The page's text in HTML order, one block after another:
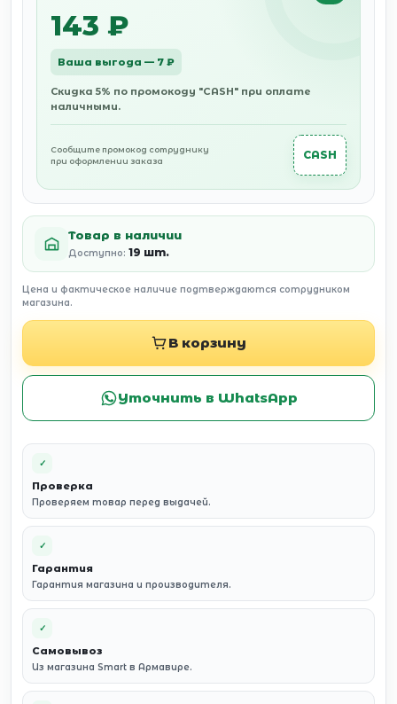
143 ₽
Ваша выгода — 7 ₽
Скидка 5% по промокоду "CASH" при оплате
наличными.
Сообщите промокод сотруднику
при оформлении заказа
CASH
Товар в наличии
Доступно: 19 шт.
Цена и фактическое наличие подтверждаются сотрудником
магазина.
В корзину
Уточнить в WhatsApp
✓
Проверка
Проверяем товар перед выдачей.
✓
Гарантия
Гарантия магазина и производителя.
✓
Самовывоз
Из магазина Smart в Армавире.